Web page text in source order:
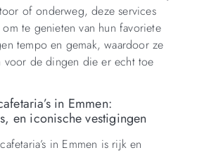
of onderweg, deze services
om te genieten van hun favoriete
tempo en gemak, waardoor ze
voor de dingen die er echt toe
in Emmen:
en iconische vestigingen
in Emmen is rijk en